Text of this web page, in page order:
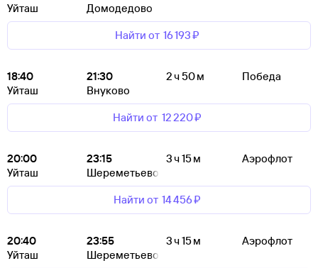
Уйташ
Домодедово
Найти от 16 ⁠193 ⁠₽
18:40
Уйташ
21:30
Внуково
2 ч 50 м Победа
Найти от 12 ⁠220 ⁠₽
20:00
Уйташ
23:15
Шереметьево
3 ч 15 м Аэрофлот
Найти от 14 ⁠456 ⁠₽
20:40
Уйташ
23:55
Шереметьево
3 ч 15 м Аэрофлот